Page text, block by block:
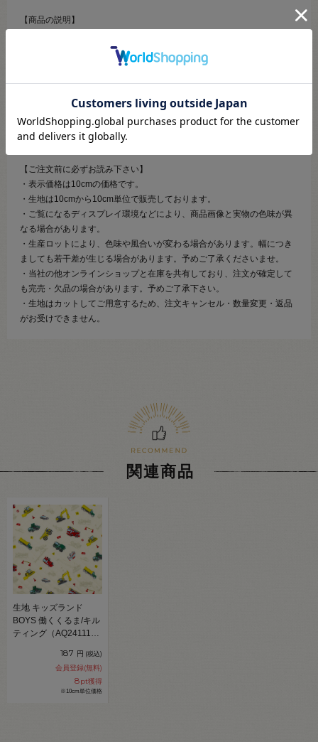
【商品の説明】
お子さんに人気の働く車がデザインされています。
柄に上下がないので、生地の方向を気にせず使えます。
巾着袋やランチョンマット、スモックなどの入園入学グッズにおすすめ
です。
【ご注文前に必ずお読み下さい】
・表示価格は10cmの価格です。
・生地は10cmから10cm単位で販売しております。
・ご覧になるディスプレイ環境などにより、商品画像と実物の色味が異
なる場合があります。
・生産ロットにより、色味や風合いが変わる場合があります。幅につき
ましても若干差が生じる場合があります。予めご了承くださいませ。
・当社の他オンラインショップと在庫を共有しており、注文が確定して
も完売・欠品の場合があります。予めご了承下さい。
・生地はカットしてご用意するため、注文キャンセル・数量変更・返品
がお受けできません。
関連商品
生地 キッズランド
BOYS 働くくるま/キル
ティング（AQ24111）
187 円 (税込)
会員登録(無料)
8pt獲得
※10cm単位価格